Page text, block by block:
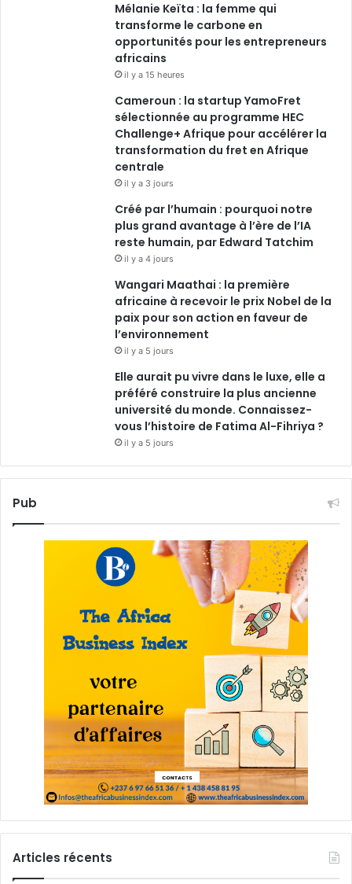
Mélanie Keïta : la femme qui
transforme le carbone en
opportunités pour les entrepreneurs
africains
il y a 15 heures
Cameroun : la startup YamoFret
sélectionnée au programme HEC
Challenge+ Afrique pour accélérer la
transformation du fret en Afrique
centrale
il y a 3 jours
Créé par l’humain : pourquoi notre
plus grand avantage à l’ère de l’IA
reste humain, par Edward Tatchim
il y a 4 jours
Wangari Maathai : la première
africaine à recevoir le prix Nobel de la
paix pour son action en faveur de
l’environnement
il y a 5 jours
Elle aurait pu vivre dans le luxe, elle a
préféré construire la plus ancienne
université du monde. Connaissez-
vous l’histoire de Fatima Al-Fihriya ?
il y a 5 jours
Pub
Articles récents